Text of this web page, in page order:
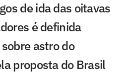
de ida das oitavas
é definida
astro do
proposta do Brasil